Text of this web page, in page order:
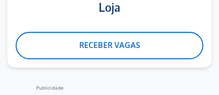
Loja
RECEBER VAGAS